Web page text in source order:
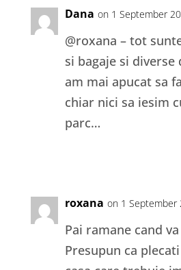
Dana on 1 September
@roxana – tot
si bagaje si diverse
am mai apucat sa
chiar nici sa iesim
parc…
roxana on 1 September
Pai ramane cand
Presupun ca